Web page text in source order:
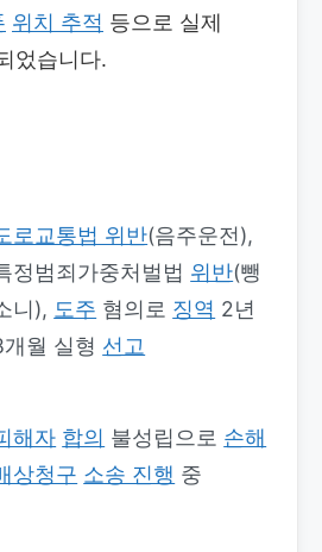
위치 추적 등으로 실제
었습니다.
로교통법 위반(음주운전),
정범죄가중처벌법 위반(뺑
니), 도주 혐의로 징역 2년
개월 실형 선고
해자 합의 불성립으로 손해
상청구 소송 진행 중